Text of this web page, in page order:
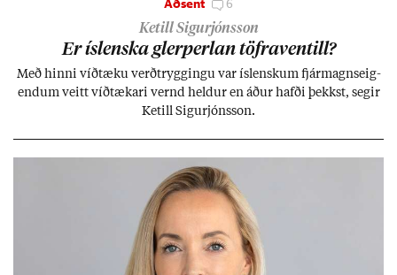
Aðsent 6
Ketill Sigurjónsson
Er ís­lenska glerperl­an töfra­ventill?
Með hinni víð­tæku verð­trygg­ingu var ís­lensk­um fjár­magns­eig­
end­um veitt víð­tæk­ari vernd held­ur en áð­ur hafði þekkst, seg­ir
Ketill Sig­ur­jóns­son.